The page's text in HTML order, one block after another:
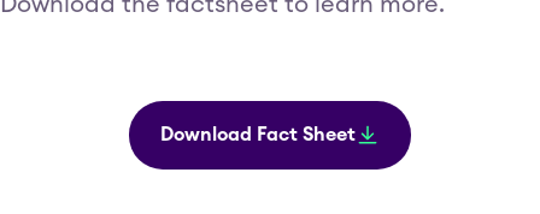
Download Fact Sheet